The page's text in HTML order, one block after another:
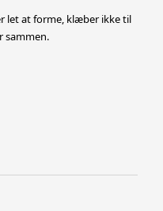
let at forme, klæber ikke til
sammen.